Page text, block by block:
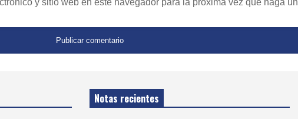
y sitio web en este navegador para la próxima vez que haga un
Notas recientes